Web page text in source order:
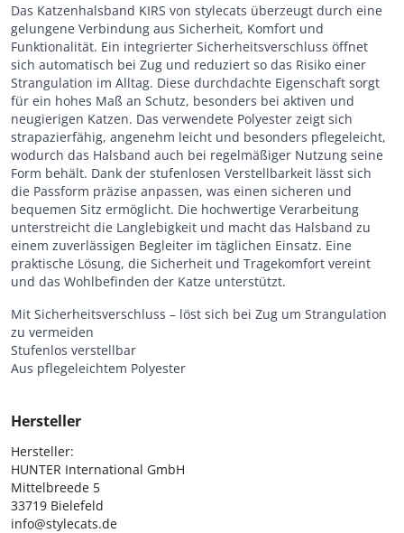
Das Katzenhalsband KIRS von stylecats überzeugt durch eine
gelungene Verbindung aus Sicherheit, Komfort und
Funktionalität. Ein integrierter Sicherheitsverschluss öffnet
sich automatisch bei Zug und reduziert so das Risiko einer
Strangulation im Alltag. Diese durchdachte Eigenschaft sorgt
für ein hohes Maß an Schutz, besonders bei aktiven und
neugierigen Katzen. Das verwendete Polyester zeigt sich
strapazierfähig, angenehm leicht und besonders pflegeleicht,
wodurch das Halsband auch bei regelmäßiger Nutzung seine
Form behält. Dank der stufenlosen Verstellbarkeit lässt sich
die Passform präzise anpassen, was einen sicheren und
bequemen Sitz ermöglicht. Die hochwertige Verarbeitung
unterstreicht die Langlebigkeit und macht das Halsband zu
einem zuverlässigen Begleiter im täglichen Einsatz. Eine
praktische Lösung, die Sicherheit und Tragekomfort vereint
und das Wohlbefinden der Katze unterstützt.
Mit Sicherheitsverschluss – löst sich bei Zug um Strangulation
zu vermeiden
Stufenlos verstellbar
Aus pflegeleichtem Polyester
Hersteller
Hersteller:
HUNTER International GmbH
Mittelbreede 5
33719 Bielefeld
info@stylecats.de